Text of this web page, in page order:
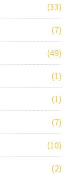
(33)
(7)
(49)
(1)
(1)
(7)
(10)
(2)